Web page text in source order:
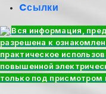
Cсылки
Вся информация,
разрешена к
практическое
повышенной
только под присмотром